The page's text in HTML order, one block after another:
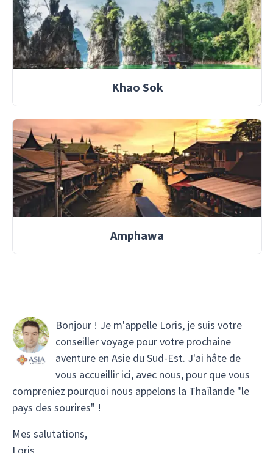
Khao Sok
Amphawa
Bonjour ! Je m'appelle Loris, je suis votre
conseiller voyage pour votre prochaine
aventure en Asie du Sud-Est. J'ai hâte de
vous accueillir ici, avec nous, pour que vous
compreniez pourquoi nous appelons la Thaïlande "le
pays des sourires" !
Mes salutations,
Loris